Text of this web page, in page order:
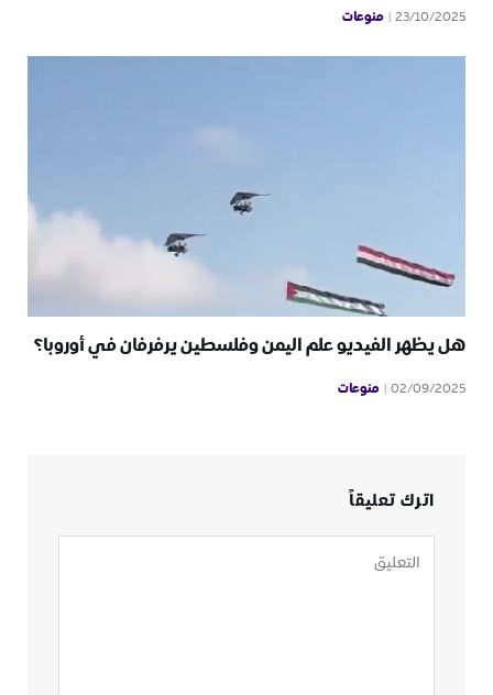
23/10/2025 منوعات
هل يظهر الفيديو علم اليمن وفلسطين يرفرفان في أوروبا؟
02/09/2025 منوعات
اترك تعليقاً